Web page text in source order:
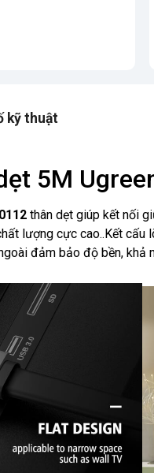
kỹ thuật
5M
thân dẹt giúp kết nối
lượng cực cao..Kết
đảm bảo độ bền,